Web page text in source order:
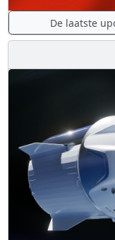
De laatste